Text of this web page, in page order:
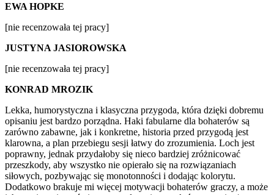
EWA HOPKE
[nie recenzowała tej pracy]
JUSTYNA JASIOROWSKA
[nie recenzowała tej pracy]
KONRAD MROZIK
Lekka, humorystyczna i klasyczna przygoda, która dzięki dobremu
opisaniu jest bardzo porządna. Haki fabularne dla bohaterów są
zarówno zabawne, jak i konkretne, historia przed przygodą jest
klarowna, a plan przebiegu sesji łatwy do zrozumienia. Loch jest
poprawny, jednak przydałoby się nieco bardziej zróżnicować
przeszkody, aby wszystko nie opierało się na rozwiązaniach
siłowych, pozbywając się monotonności i dodając kolorytu.
Dodatkowo brakuje mi więcej motywacji bohaterów graczy, a może